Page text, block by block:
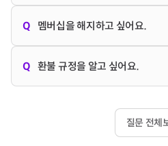
프로그래밍 시작하기 in Python
JavaScript토픽은 입문자도
JavaScript 언어를 통해 프로그
등록 후 사용해 주세요.로그인 상
그 외 쿠폰 사용에 어려움이 있으
직접문의로 남겨주세요.
위의 수업이에요. 이를 묶어 놓
어 수강할 수 있도록 만든 것이
픽을 단계별로 배치한 것이에요.
순서대로 토픽을 수강하고 목표
크롬 브라우저 사용시 문제가
Edge(Windows),
크롬 브라우저 다운로드
https://
https://
노트북, 태블릿, 스마트폰에서 모
iPhone 및 iPad는 iOS, iPadOS
하실 수 있습니다.
Q 멤버십을 해지하고 싶어요.
해지 신청 시 현재 등록된 멤버
해 해지가 가능해요. 해지되는
에서 확인하실 수 있어요.
Q 환불 규정을 알고 싶어요.
조 별표3)에 따라 환불이 이루어
의 경우,최초 유
질문 전체